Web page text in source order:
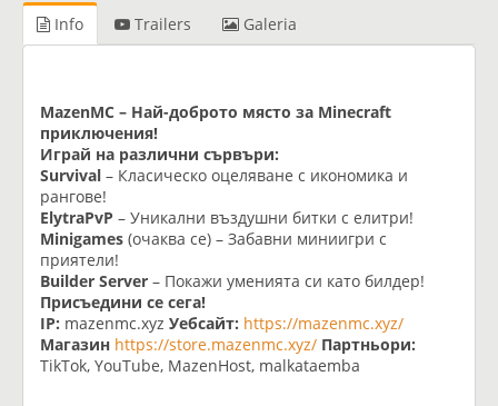
Info Trailers Galeria
MazenMC – Най-доброто място за Minecraft
приключения!
Играй на различни сървъри:
Survival – Класическо оцеляване с икономика и
рангове!
ElytraPvP – Уникални въздушни битки с елитри!
Minigames (очаква се) – Забавни миниигри с
приятели!
Builder Server – Покажи уменията си като билдер!
Присъедини се сега!
IP: mazenmc.xyz Уебсайт: https://mazenmc.xyz/
Магазин https://store.mazenmc.xyz/ Партньори:
TikTok, YouTube, MazenHost, malkataemba